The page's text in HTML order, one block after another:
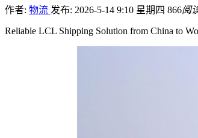
作者: 物流 发布: 2026-5-14 9:10 星期四 866阅
Reliable LCL Shipping Solution from China to